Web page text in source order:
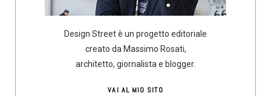
Design Street è un progetto editoriale
creato da Massimo Rosati,
architetto, giornalista e blogger.
VAI AL MIO SITO